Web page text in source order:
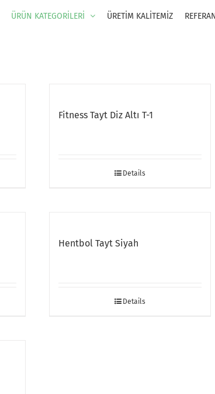
ÜRÜN KATEGORİLERİ ÜRETİM KALİTEMİZ
Fitness Tayt Diz Altı T-1
Details
Hentbol Tayt Siyah
Details